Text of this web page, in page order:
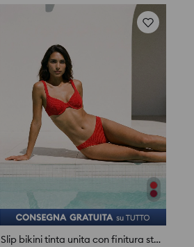
Slip bikini tinta unita con finitura stile conchiglia